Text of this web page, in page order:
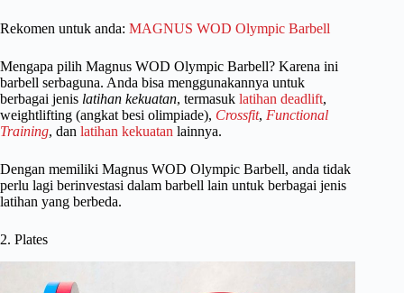
Rekomen untuk anda: MAGNUS WOD Olympic Barbell
Mengapa pilih Magnus WOD Olympic Barbell? Karena ini
barbell serbaguna. Anda bisa menggunakannya untuk
berbagai jenis latihan kekuatan, termasuk latihan deadlift,
weightlifting (angkat besi olimpiade), Crossfit, Functional
Training, dan latihan kekuatan lainnya.
Dengan memiliki Magnus WOD Olympic Barbell, anda tidak
perlu lagi berinvestasi dalam barbell lain untuk berbagai jenis
latihan yang berbeda.
2. Plates